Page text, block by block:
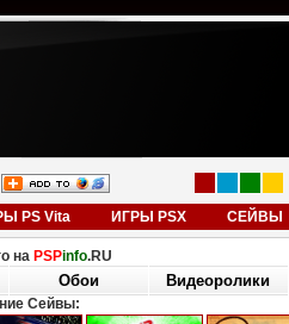
PS Vita ИГРЫ PSX СЕЙВЫ
на PSPinfo.RU
Обои Видеоролики
Сейвы: